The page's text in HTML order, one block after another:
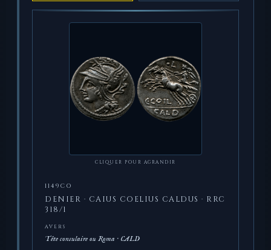
CLIQUER POUR AGRANDIR
1149CO
DENIER · CAIUS COELIUS CALDUS · RRC
318/1
AVERS
Tête consulaire ou Roma · CALD